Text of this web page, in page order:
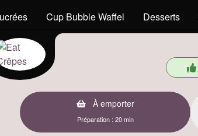
Cup Bubble Waffel Desserts
À emporter
Préparation : 20 min